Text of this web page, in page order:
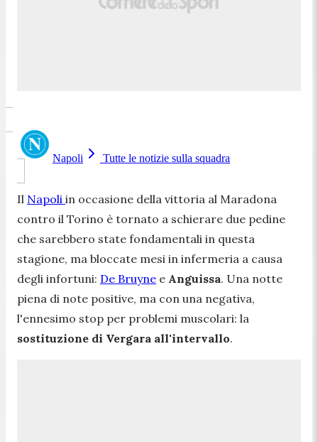
Napoli Tutte le notizie sulla squadra
Il Napoli in occasione della vittoria al Maradona
contro il Torino è tornato a schierare due pedine
che sarebbero state fondamentali in questa
stagione, ma bloccate mesi in infermeria a causa
degli infortuni: De Bruyne e Anguissa. Una notte
piena di note positive, ma con una negativa,
l'ennesimo stop per problemi muscolari: la
sostituzione di Vergara all'intervallo.